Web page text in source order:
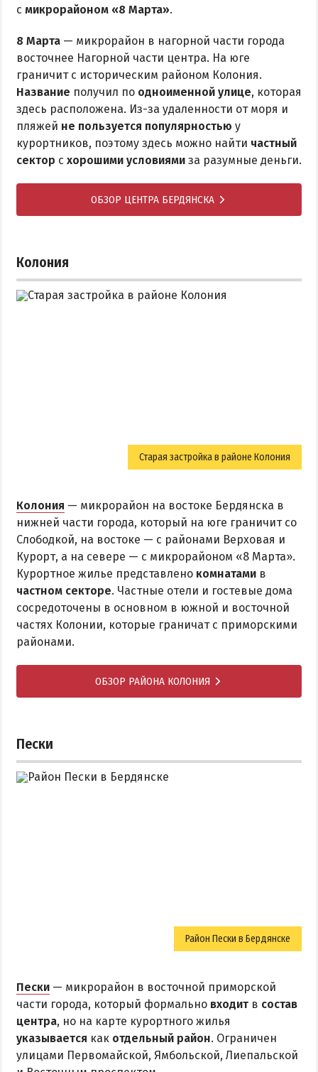
с микрорайоном «8 Марта».
8 Марта — микрорайон в нагорной части города
восточнее Нагорной части центра. На юге
граничит с историческим районом Колония.
Название получил по одноименной улице, которая
здесь расположена. Из-за удаленности от моря и
пляжей не пользуется популярностью у
курортников, поэтому здесь можно найти частный
сектор с хорошими условиями за разумные деньги.
ОБЗОР ЦЕНТРА БЕРДЯНСКА
Колония
Старая застройка в районе Колония
Колония — микрорайон на востоке Бердянска в
нижней части города, который на юге граничит со
Слободкой, на востоке — с районами Верховая и
Курорт, а на севере — с микрорайоном «8 Марта».
Курортное жилье представлено комнатами в
частном секторе. Частные отели и гостевые дома
сосредоточены в основном в южной и восточной
частях Колонии, которые граничат с приморскими
районами.
ОБЗОР РАЙОНА КОЛОНИЯ
Пески
Район Пески в Бердянске
Пески — микрорайон в восточной приморской
части города, который формально входит в состав
центра, но на карте курортного жилья
указывается как отдельный район. Ограничен
улицами Первомайской, Ямбольской, Лиепальской